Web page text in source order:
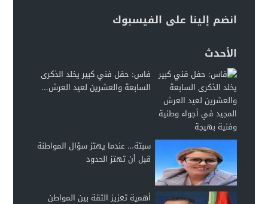
انضم إلينا على الفيسبوك
الأحدث
فاس: حفل فني كبير يخلد الذكرى
السابعة والعشرين لعيد العرش...
سبتة… عندما يهتز سؤال المواطنة
قبل أن تهتز الحدود
أهمية تعزيز الثقة بين المواطن